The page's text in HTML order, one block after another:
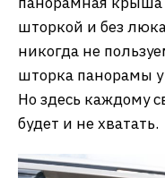
шторкой и без
никогда не
шторка панорамы
Но здесь каждому
будет и не хватать.